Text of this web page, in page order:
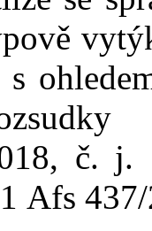
s
, č. j.
1 Afs 437/